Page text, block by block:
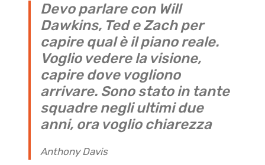
Devo parlare con Will
Dawkins, Ted e Zach per
capire qual è il piano reale.
Voglio vedere la visione,
capire dove vogliono
arrivare. Sono stato in tante
squadre negli ultimi due
anni, ora voglio chiarezza
Anthony Davis